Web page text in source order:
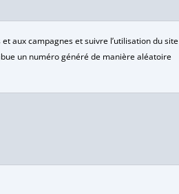
aux campagnes et suivre l’utilisation du site
un numéro généré de manière aléatoire